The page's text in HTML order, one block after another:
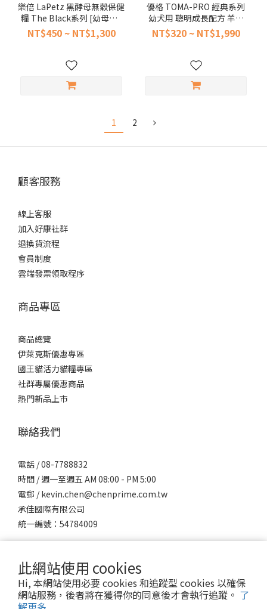
此網站使用 cookies
Hi, 本網站使用必要 cookies 和追蹤型 cookies 以確保
網站服務，後者將在獲得你的同意後才會執行追蹤。 了
樂倍 LaPetz 黑酵母無穀保健
糧 The Black系列 [幼母犬~
雞肉+秋刀魚+馬鈴薯]
NT$450 ~ NT$1,300
優格 TOMA-PRO 經典系列
幼犬用 聰明成長配方 羊肉
+米 狗飼料系列 (犬糧 1.5kg
3kg 7kg 13.6kg)
NT$320 ~ NT$1,990
1 2
顧客服務
線上客服
加入好康社群
退換貨流程
會員制度
雲端發票領取程序
商品專區
商品總覽
伊萊克斯優惠專區
國王貓活力貓糧專區
社群專屬優惠商品
熱門新品上市
聯絡我們
電話 / 08-7788832
時間 / 週一至週五 AM 08:00 - PM 5:00
電郵 / kevin.chen@chenprime.com.tw
承佳國際有限公司
統一編號：54784009